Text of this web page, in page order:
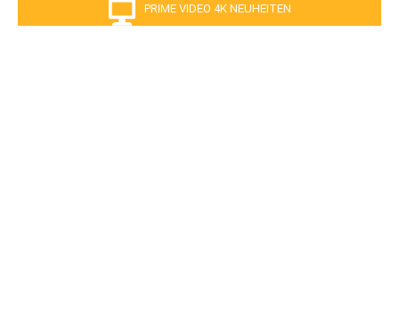
PRIME VIDEO 4K NEUHEITEN